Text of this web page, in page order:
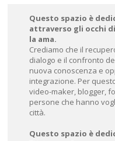
Questo spazio è
attraverso gli occhi
la ama.
Crediamo che il
dialogo e il confronto
nuova conoscenza e
integrazione. Per
video-maker, blogger,
persone che hanno
città.
Questo spazio è